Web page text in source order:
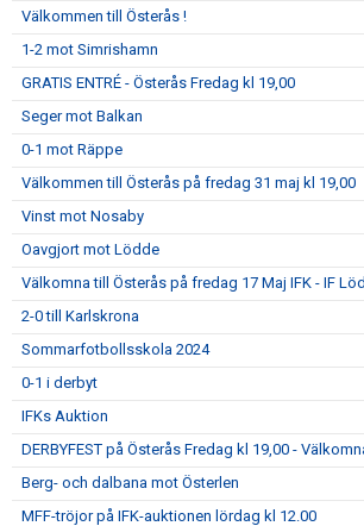
Välkommen till Österås !
1-2 mot Simrishamn
GRATIS ENTRÉ - Österås Fredag kl 19,00
Seger mot Balkan
0-1 mot Räppe
Välkommen till Österås på fredag 31 maj kl 19,00
Vinst mot Nosaby
Oavgjort mot Lödde
Välkomna till Österås på fredag 17 Maj IFK - IF
2-0 till Karlskrona
Sommarfotbollsskola 2024
0-1 i derbyt
IFKs Auktion
DERBYFEST på Österås Fredag kl 19,00 -
Berg- och dalbana mot Österlen
MFF-tröjor på IFK-auktionen lördag kl 12.00